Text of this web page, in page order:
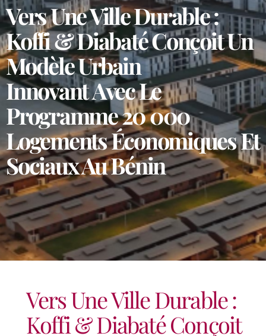
Vers Une Ville Durable :
Koffi & Diabaté Conçoit Un
Modèle Urbain
Innovant Avec Le
Programme 20 000
Logements Économiques Et
Sociaux Au Bénin
Vers Une Ville Durable :
Koffi & Diabaté Conçoit